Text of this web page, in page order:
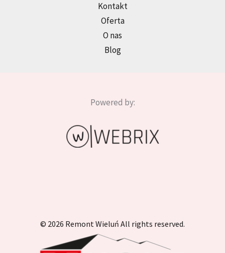
Kontakt
Oferta
O nas
Blog
Powered by:
© 2026 Remont Wieluń All rights reserved.